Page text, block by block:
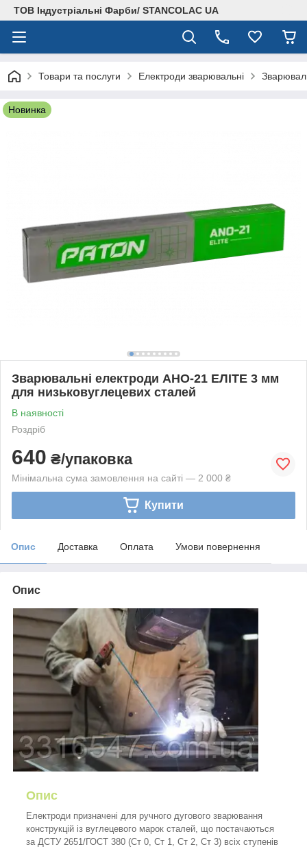
ТОВ Індустріальні Фарби/ STANCOLAC UA
Товари та послуги Електроди зварювальні
Новинка
Зварювальні електроди АНО-21 ЕЛІТЕ 3 мм
для низьковуглецевих сталей
В наявності
Роздріб
640 ₴/упаковка
Мінімальна сума замовлення на сайті — 2 000 ₴
Купити
Опис Доставка Оплата Умови повернення
Опис
Опис
Електроди призначені для ручного дугового зварювання
конструкцій із вуглецевого марок сталей, що постачаються
за ДСТУ 2651/ГОСТ 380 (Ст 0, Ст 1, Ст 2, Ст 3) всіх ступенів